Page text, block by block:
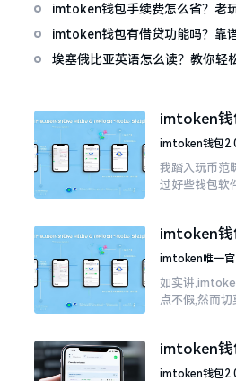
imtoken钱包手续费怎么省？老
在招
imtoken钱包有借贷功能吗？靠
楚
埃塞俄比亚英语怎么读？教你轻
imtoken钱
一文说清楚
imtoken钱包
我踏入玩币范
过好些钱包软
imtoken钱
账提现全攻
imtoken唯一官
如实讲
点不假,然而切
费高得主子心
imtoken钱
币？老手
imtoken钱包